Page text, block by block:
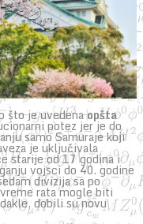
što je uvedenaopšta
potez jer je do
samo Samuraje koji
je uključivala
starije od 17 godina i
vojsci do 40. godine
divizija sa po
rata mogle biti
dobili su novu